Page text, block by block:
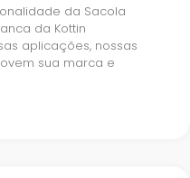
da Sacola
da Kottin
aplicações, nossas
sua marca e